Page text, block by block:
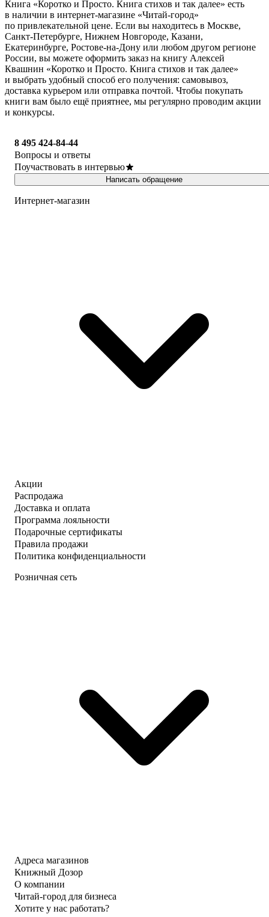
Книга «Коротко и Просто. Книга стихов и так далее» есть
в наличии в интернет-магазине «Читай-город»
по привлекательной цене. Если вы находитесь в Москве,
Санкт-Петербурге, Нижнем Новгороде, Казани,
Екатеринбурге, Ростове-на-Дону или любом другом регионе
России, вы можете оформить заказ на книгу Алексей
Квашнин «Коротко и Просто. Книга стихов и так далее»
и выбрать удобный способ его получения: самовывоз,
доставка курьером или отправка почтой. Чтобы покупать
книги вам было ещё приятнее, мы регулярно проводим акции
и конкурсы.
8 495 424-84-44
Вопросы и ответы
Поучаствовать в интервью
Написать обращение
Интернет-магазин
Акции
Распродажа
Доставка и оплата
Программа лояльности
Подарочные сертификаты
Правила продажи
Политика конфиденциальности
Розничная сеть
Адреса магазинов
Книжный Дозор
О компании
Читай-город для бизнеса
Хотите у нас работать?